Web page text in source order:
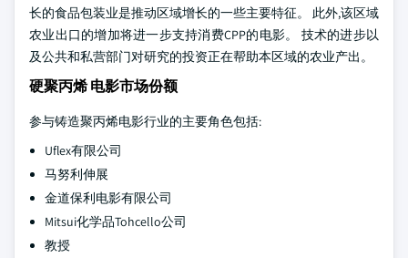
长的食品包装业是推动区域增长的一些主要特征。 此外,该区域
农业出口的增加将进一步支持消费CPP的电影。 技术的进步以
及公共和私营部门对研究的投资正在帮助本区域的农业产出。
硬聚丙烯 电影市场份额
参与铸造聚丙烯电影行业的主要角色包括:
Uflex有限公司
马努利伸展
金道保利电影有限公司
Mitsui化学品Tohcello公司
教授